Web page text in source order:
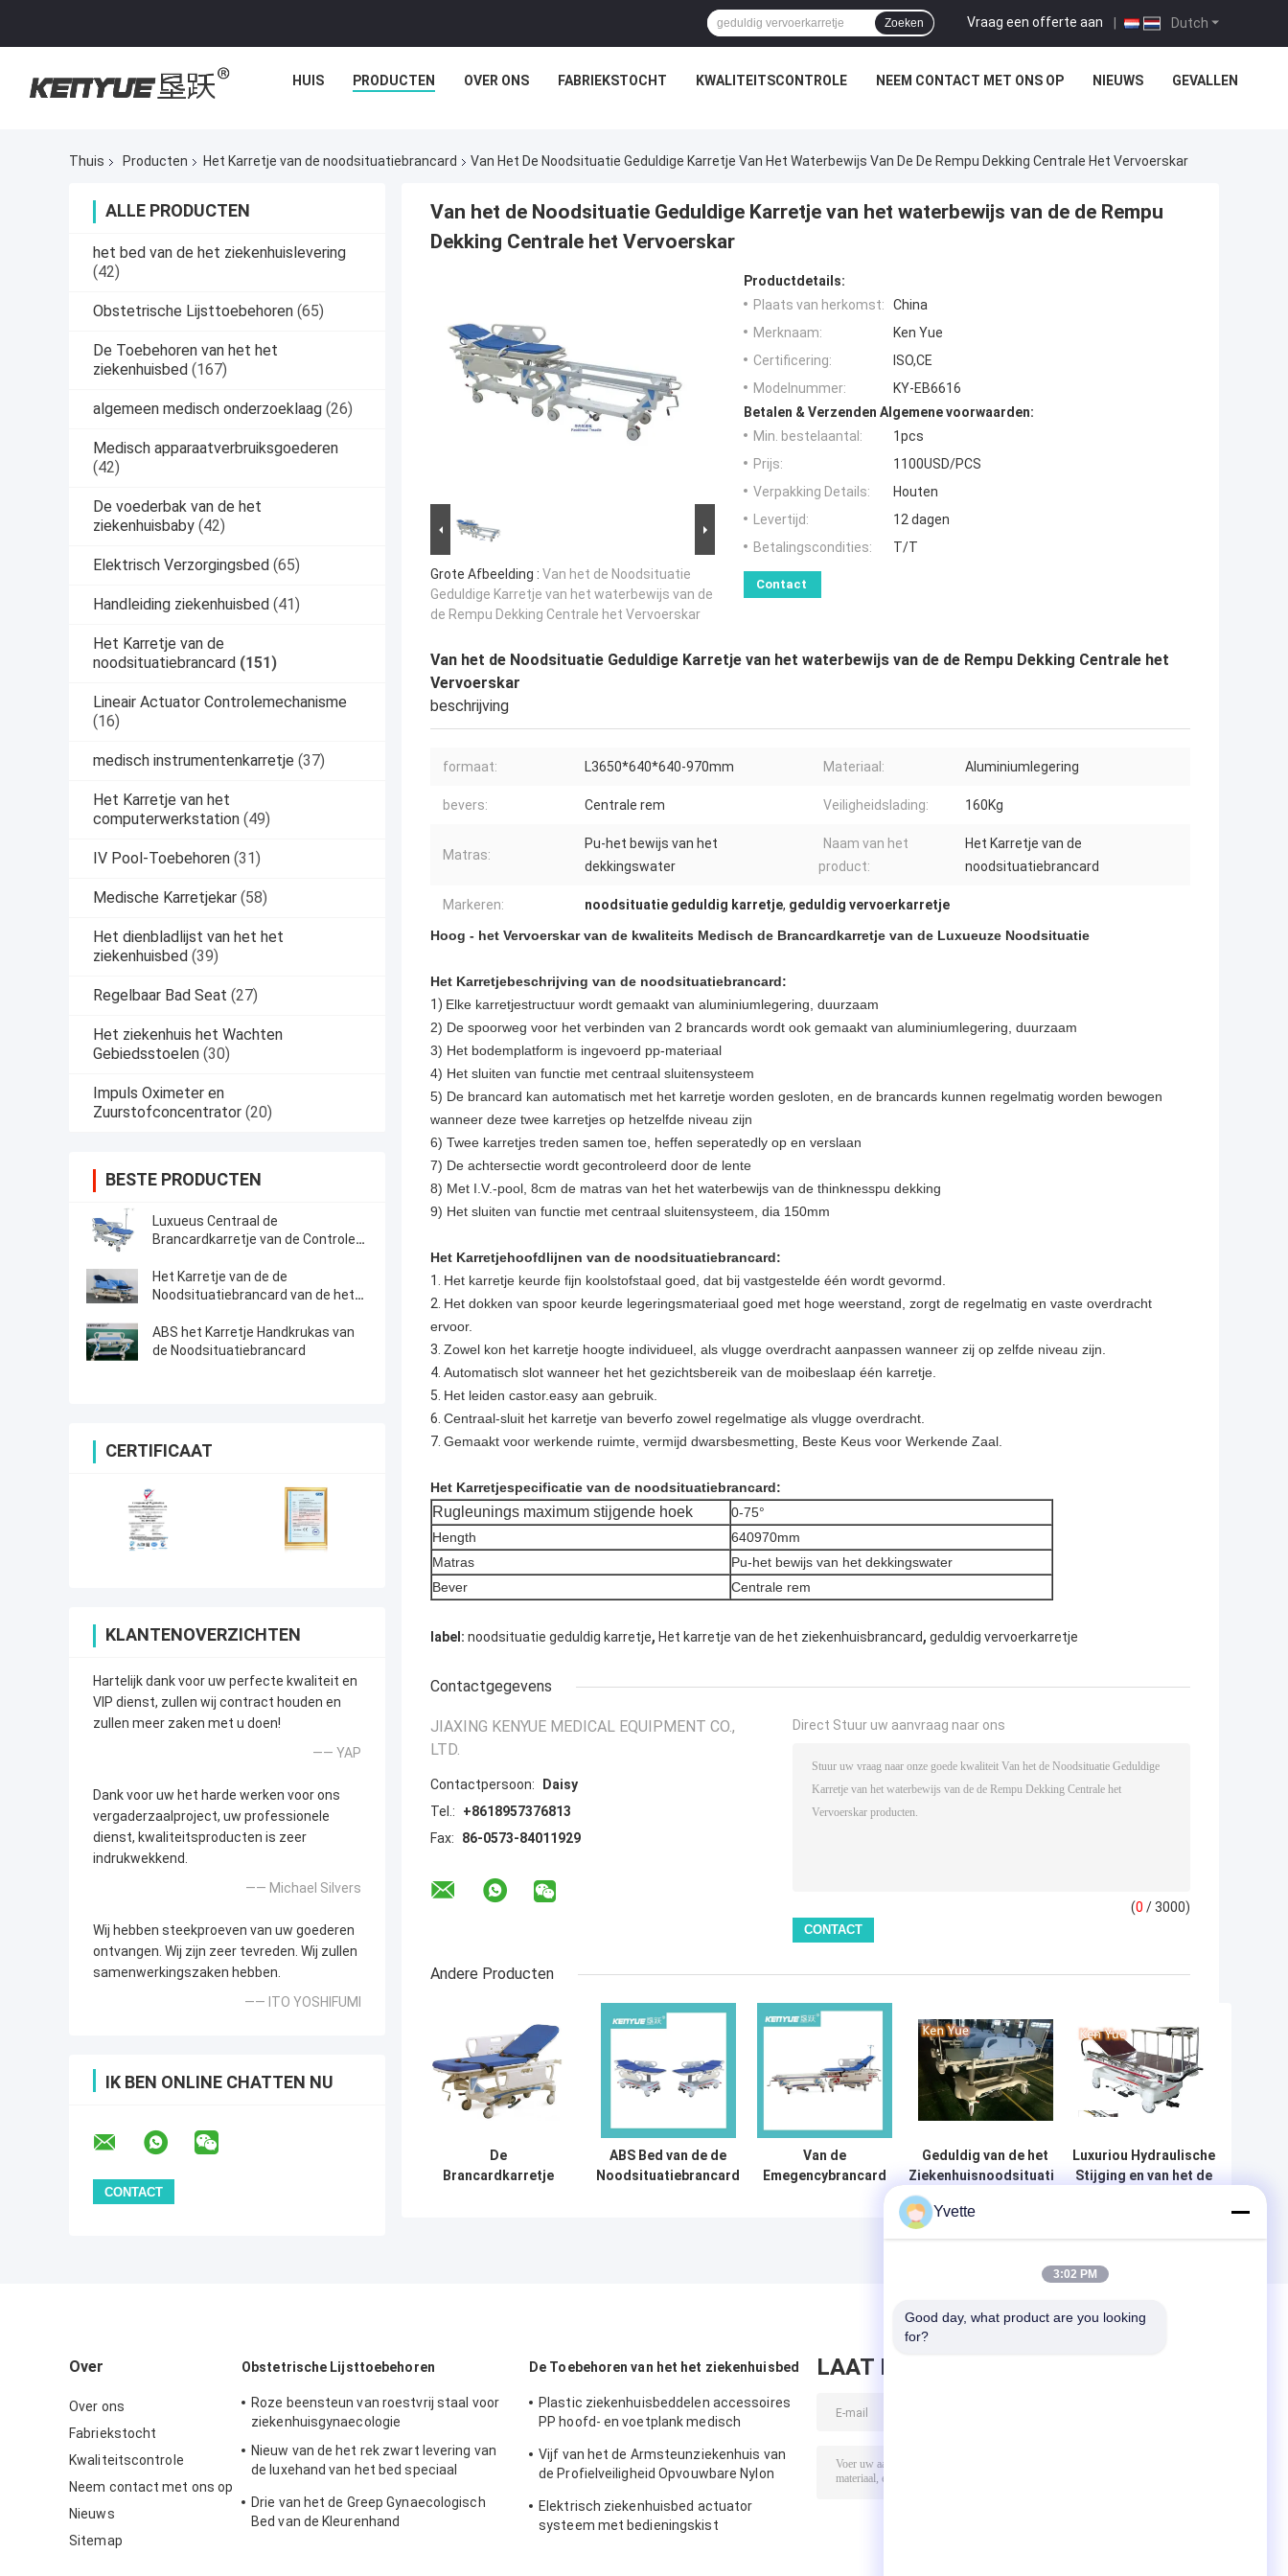
Dutch
Vraag een offerte aan |
Zoeken
HUIS PRODUCTEN OVER ONS FABRIEKSTOCHT KWALITEITSCONTROLE NEEM CONTACT MET ONS OP NIEUWS GEVALLEN
Thuis Producten Het Karretje van de noodsituatiebrancard Van Het De Noodsituatie Geduldige Karretje Van Het Waterbewijs Van De De Rempu Dekking Centrale Het Vervoerskar
ALLE PRODUCTEN
het bed van de het ziekenhuislevering
(42)
Obstetrische Lijsttoebehoren (65)
De Toebehoren van het het
ziekenhuisbed (167)
algemeen medisch onderzoeklaag (26)
Medisch apparaatverbruiksgoederen
(42)
De voederbak van de het
ziekenhuisbaby (42)
Elektrisch Verzorgingsbed (65)
Handleiding ziekenhuisbed (41)
Het Karretje van de
noodsituatiebrancard (151)
Lineair Actuator Controlemechanisme
(16)
medisch instrumentenkarretje (37)
Het Karretje van het
computerwerkstation (49)
IV Pool-Toebehoren (31)
Medische Karretjekar (58)
Het dienbladlijst van het het
ziekenhuisbed (39)
Regelbaar Bad Seat (27)
Het ziekenhuis het Wachten
Gebiedsstoelen (30)
Impuls Oximeter en
Zuurstofconcentrator (20)
BESTE PRODUCTEN
Luxueus Centraal de
Brancardkarretje van de Controle
Het Karretje van de de
Noodsituatiebrancard van de het
ABS het Karretje Handkrukas van
de Noodsituatiebrancard
CERTIFICAAT
KLANTENOVERZICHTEN
Hartelijk dank voor uw perfecte kwaliteit en
VIP dienst, zullen wij contract houden en
zullen meer zaken met u doen!
—— YAP
Dank voor uw het harde werken voor ons
vergaderzaalproject, uw professionele
dienst, kwaliteitsproducten is zeer
indrukwekkend.
—— Michael Silvers
Wij hebben steekproeven van uw goederen
ontvangen. Wij zijn zeer tevreden. Wij zullen
samenwerkingszaken hebben.
—— ITO YOSHIFUMI
IK BEN ONLINE CHATTEN NU
Van het de Noodsituatie Geduldige Karretje van het waterbewijs van de de Rempu
Dekking Centrale het Vervoerskar
Grote Afbeelding : Van het de Noodsituatie
Geduldige Karretje van het waterbewijs van de
de Rempu Dekking Centrale het Vervoerskar
Productdetails:
Plaats van herkomst:
China
Merknaam:
Ken Yue
Certificering:
ISO,CE
Modelnummer:
KY-EB6616
Betalen & Verzenden Algemene voorwaarden:
Min. bestelaantal:
1pcs
Prijs:
1100USD/PCS
Verpakking Details:
Houten
Levertijd:
12 dagen
Betalingscondities:
T/T
Contact
Van het de Noodsituatie Geduldige Karretje van het waterbewijs van de de Rempu Dekking Centrale het
Vervoerskar
beschrijving
formaat: L3650*640*640-970mm Materiaal: Aluminiumlegering
bevers: Centrale rem Veiligheidslading: 160Kg
Matras:
Pu-het bewijs van het
dekkingswater
Naam van het
product:
Het Karretje van de
noodsituatiebrancard
Markeren: noodsituatie geduldig karretje, geduldig vervoerkarretje
Hoog - het Vervoerskar van de kwaliteits Medisch de Brancardkarretje van de Luxueuze Noodsituatie
Het Karretjebeschrijving van de noodsituatiebrancard:
1) Elke karretjestructuur wordt gemaakt van aluminiumlegering, duurzaam
2) De spoorweg voor het verbinden van 2 brancards wordt ook gemaakt van aluminiumlegering, duurzaam
3) Het bodemplatform is ingevoerd pp-materiaal
4) Het sluiten van functie met centraal sluitensysteem
5) De brancard kan automatisch met het karretje worden gesloten, en de brancards kunnen regelmatig worden bewogen
wanneer deze twee karretjes op hetzelfde niveau zijn
6) Twee karretjes treden samen toe, heffen seperatedly op en verslaan
7) De achtersectie wordt gecontroleerd door de lente
8) Met I.V.-pool, 8cm de matras van het het waterbewijs van de thinknesspu dekking
9) Het sluiten van functie met centraal sluitensysteem, dia 150mm
Het Karretjehoofdlijnen van de noodsituatiebrancard:
1. Het karretje keurde fijn koolstofstaal goed, dat bij vastgestelde één wordt gevormd.
2. Het dokken van spoor keurde legeringsmateriaal goed met hoge weerstand, zorgt de regelmatig en vaste overdracht
ervoor.
3. Zowel kon het karretje hoogte individueel, als vlugge overdracht aanpassen wanneer zij op zelfde niveau zijn.
4. Automatisch slot wanneer het het gezichtsbereik van de moibeslaap één karretje.
5. Het leiden castor.easy aan gebruik.
6. Centraal-sluit het karretje van beverfo zowel regelmatige als vlugge overdracht.
7. Gemaakt voor werkende ruimte, vermijd dwarsbesmetting, Beste Keus voor Werkende Zaal.
Het Karretjespecificatie van de noodsituatiebrancard:
Rugleunings maximum stijgende hoek
0-75°
Hength
640970mm
Matras
Pu-het bewijs van het dekkingswater
Bever
Centrale rem
label: noodsituatie geduldig karretje, Het karretje van de het ziekenhuisbrancard, geduldig vervoerkarretje
Contactgegevens
JIAXING KENYUE MEDICAL EQUIPMENT CO.,
LTD.
Contactpersoon:
Daisy
Tel.:
+8618957376813
Fax:
86-0573-84011929
Direct Stuur uw aanvraag naar ons
(0 / 3000)
Andere Producten
De
Brancardkarretje
ABS Bed van de de
Noodsituatiebrancard
Van de
Emegencybrancard
Geduldig van de het
Ziekenhuisnoodsituatie
van de Overdrachtkar
de Brancardkarretje
met Met lange
Luxuriou Hydraulische
Stijging en van het de
Noodsituatieoverdracht
Over
Over ons
Fabriekstocht
Kwaliteitscontrole
Neem contact met ons op
Nieuws
Sitemap
Obstetrische Lijsttoebehoren
Roze beensteun van roestvrij staal voor
ziekenhuisgynaecologie
Nieuw van de het rek zwart levering van
de luxehand van het bed speciaal
Drie van het de Greep Gynaecologisch
Bed van de Kleurenhand
De Toebehoren van het het ziekenhuisbed
Plastic ziekenhuisbeddelen accessoires
PP hoofd- en voetplank medisch
Vijf van het de Armsteunziekenhuis van
de Profielveiligheid Opvouwbare Nylon
Elektrisch ziekenhuisbed actuator
systeem met bedieningskist
LAAT BERICHT ACHTER
Yvette
3:02 PM
Good day, what product are you looking
for?